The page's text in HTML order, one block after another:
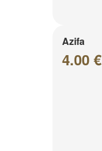
Azifa
4.00 €